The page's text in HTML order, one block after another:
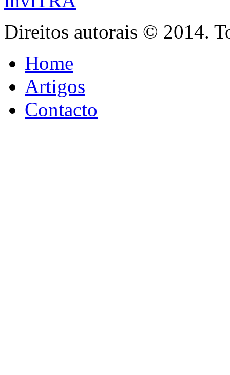
Direitos autorais © 2014.
Home
Artigos
Contacto